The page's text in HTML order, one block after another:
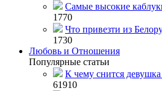
Самые высокие
1770
Что привезти из
1730
Любовь и Отношения
Популярные статьи
К чему снится девушка
61910